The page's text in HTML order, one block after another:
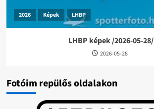
2026 Képek LHBP
LHBP képek /2026-05-28/
2026-05-28
Fotóim repülős oldalakon